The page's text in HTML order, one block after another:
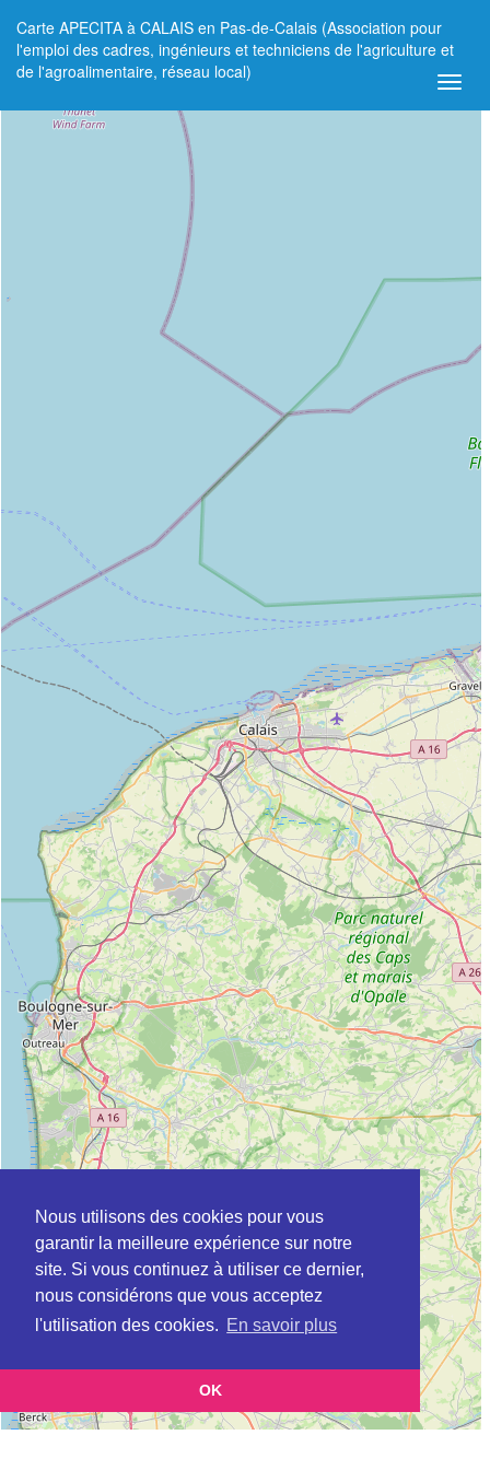
Nous utilisons des cookies pour vous
garantir la meilleure expérience sur notre
site. Si vous continuez à utiliser ce dernier,
nous considérons que vous acceptez
l'utilisation des cookies. En savoir plus
OK
Carte APECITA à CALAIS en Pas-de-Calais (Association pour
l'emploi des cadres, ingénieurs et techniciens de l'agriculture et
de l'agroalimentaire, réseau local)
+
−